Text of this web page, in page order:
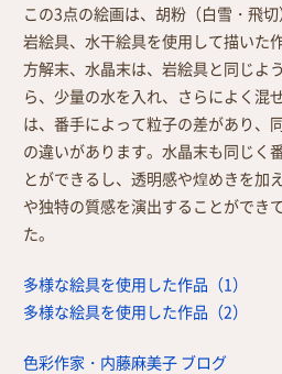
この3点の絵画は、胡粉（白雪・飛
岩絵具、水干絵具を使用して描いた
方解末、水晶末は、岩絵具と同じよ
ら、少量の水を入れ、さらによく混
は、番手によって粒子の差があり、
の違いがあります。水晶末も同じく
とができるし、透明感や煌めきを加
や独特の質感を演出することができ
た。
多様な絵具を使用した作品（1）
多様な絵具を使用した作品（2）
色彩作家・内藤麻美子 ブログ